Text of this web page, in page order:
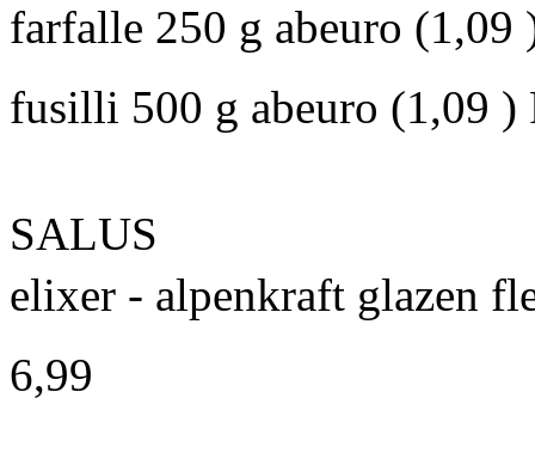
farfalle 250 g abeuro (1,09
fusilli 500 g abeuro (1,09 )
SALUS
elixer - alpenkraft glazen
6,99 